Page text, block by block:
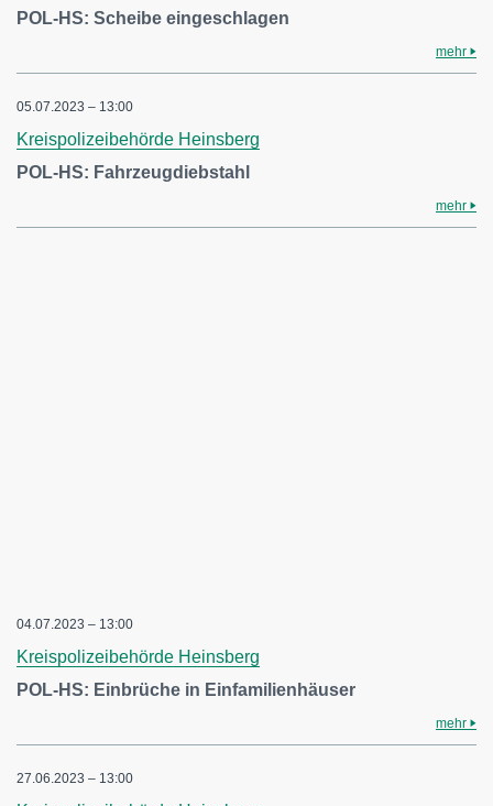
POL-HS: Scheibe eingeschlagen
mehr
05.07.2023 – 13:00
Kreispolizeibehörde Heinsberg
POL-HS: Fahrzeugdiebstahl
mehr
04.07.2023 – 13:00
Kreispolizeibehörde Heinsberg
POL-HS: Einbrüche in Einfamilienhäuser
mehr
27.06.2023 – 13:00